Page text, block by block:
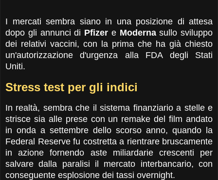
I mercati sembra siano in una posizione di attesa
dopo gli annunci di Pfizer e Modernasullo sviluppo
dei relativi vaccini, con la prima che ha già chiesto
un'autorizzazione d'urgenza alla FDA degli Stati
Uniti.
Stress test per gli indici
In realtà, sembra che il sistema finanziario a stelle e
strisce sia alle prese con un remake del film andato
in onda a settembre dello scorso anno, quando la
Federal Reserve fu costretta a rientrare bruscamente
in azione fornendo aste miliardarie crescenti per
salvare dalla paralisi il mercato interbancario, con
conseguente esplosione dei tassi overnight.